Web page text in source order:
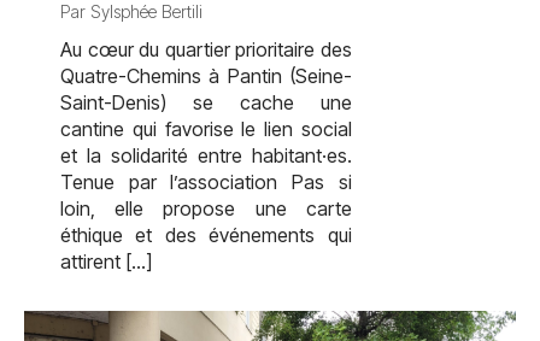
Par Sylsphée Bertili
Au cœur du quartier prioritaire des
Quatre-Chemins à Pantin (Seine-
Saint-Denis) se cache une
cantine qui favorise le lien social
et la solidarité entre habitant·es.
Tenue par l’association Pas si
loin, elle propose une carte
éthique et des événements qui
attirent […]